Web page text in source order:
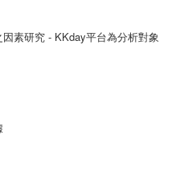
因素研究- KKday平台為分析對象